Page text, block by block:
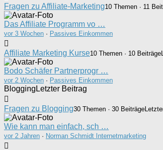
Fragen zu Affiliate-Marketing10 Themen · 11
Das Affiliate Programm vo …
vor 3 Wochen · Passives Einkommen
Affiliate Marketing Kurse10 Themen · 10 Beiträge
Bodo Schäfer Partnerprogr …
vor 2 Wochen · Passives Einkommen
Blogging Letzter Beitrag
Fragen zu Blogging30 Themen · 30 Beiträge
Wie kann man einfach, sch …
vor 2 Jahren · Norman Schmidt Internetmarketing